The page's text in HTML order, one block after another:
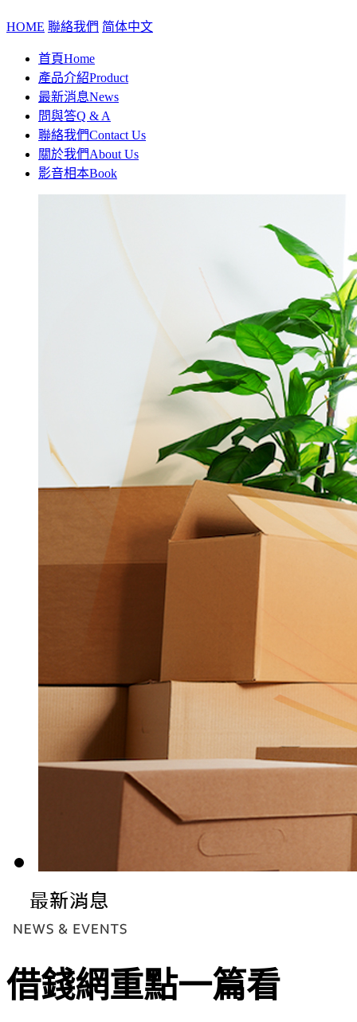
HOME 聯絡我們 简体中文
首頁Home
產品介紹Product
最新消息News
問與答Q & A
聯絡我們Contact Us
關於我們About Us
影音相本Book
借錢網重點一篇看